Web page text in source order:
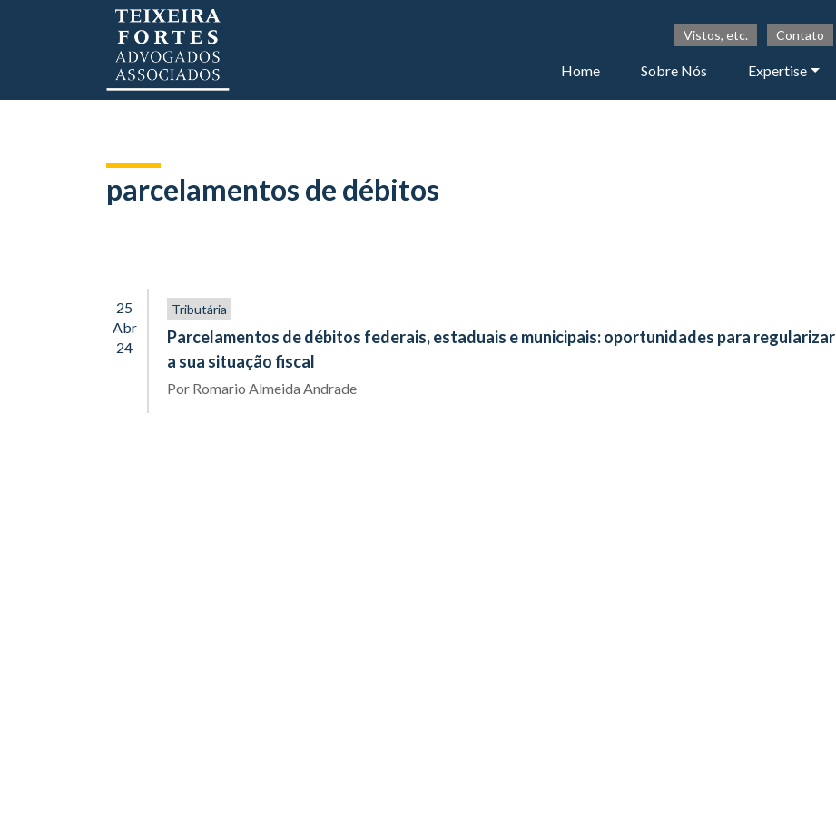
Vistos, etc. Contato
Home Sobre Nós Expertise
parcelamentos de débitos
25
Abr
24
Tributária
Parcelamentos de débitos federais, estaduais e municipais: oportunidades para regularizar
a sua situação fiscal
Por Romario Almeida Andrade